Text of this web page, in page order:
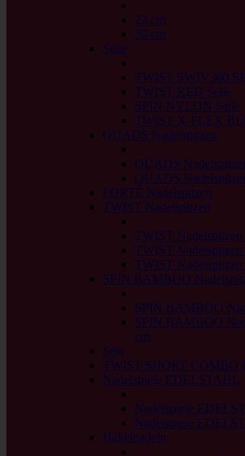
23 cm
30 cm
Seile
TWIST SWIV360
TWIST RED Seile
SPIN NYLON Seile
TWIST X-FLEX
QUADS Nadelspitzen
QUADS
QUADS
FORTÉ Nadelspitzen
TWIST Nadelspitzen
TWIST Nadelspitzen
TWIST
TWIST
SPIN BAMBOO
SPIN BAMBOO
SPIN BAMBOO
cm
Sets
TWIST SHORT COMBO
Nadelspiele EDELSTAHL
Nadelspiele
Nadelspiele
Häkelnadeln